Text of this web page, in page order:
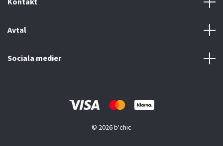
Avtal
Sociala medier
© 2026 b'chic